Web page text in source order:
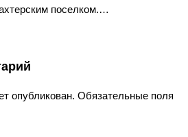
поселком.…
опубликован. Обязательные поля